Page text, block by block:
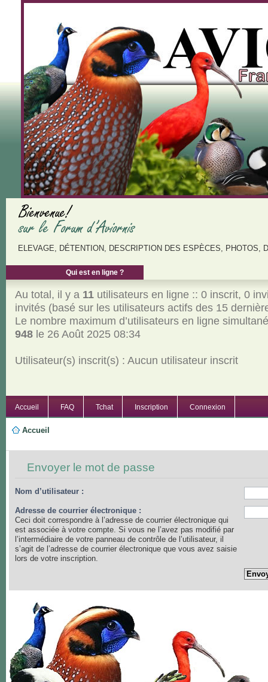
ELEVAGE, DÉTENTION, DESCRIPTION DES ESPÈCES, PHOTOS,
Qui est en ligne ?
Au total, il y a 11utilisateurs en ligne :: 0 inscrit, 0
invités (basé sur les utilisateurs actifs des 15
Le nombre maximum d’utilisateurs en ligne
948le 26 Août 2025 08:34
Utilisateur(s) inscrit(s) : Aucun utilisateur inscrit
Accueil FAQ Tchat Inscription Connexion
Accueil
Envoyer le mot de passe
Nom d’utilisateur :
Adresse de courrier électronique :
Ceci doit correspondre à l’adresse de courrier électronique qui
est associée à votre compte. Si vous ne l’avez pas modifié par
l’intermédiaire de votre panneau de contrôle de l’utilisateur, il
s’agit de l’adresse de courrier électronique que vous avez saisie
lors de votre inscription.